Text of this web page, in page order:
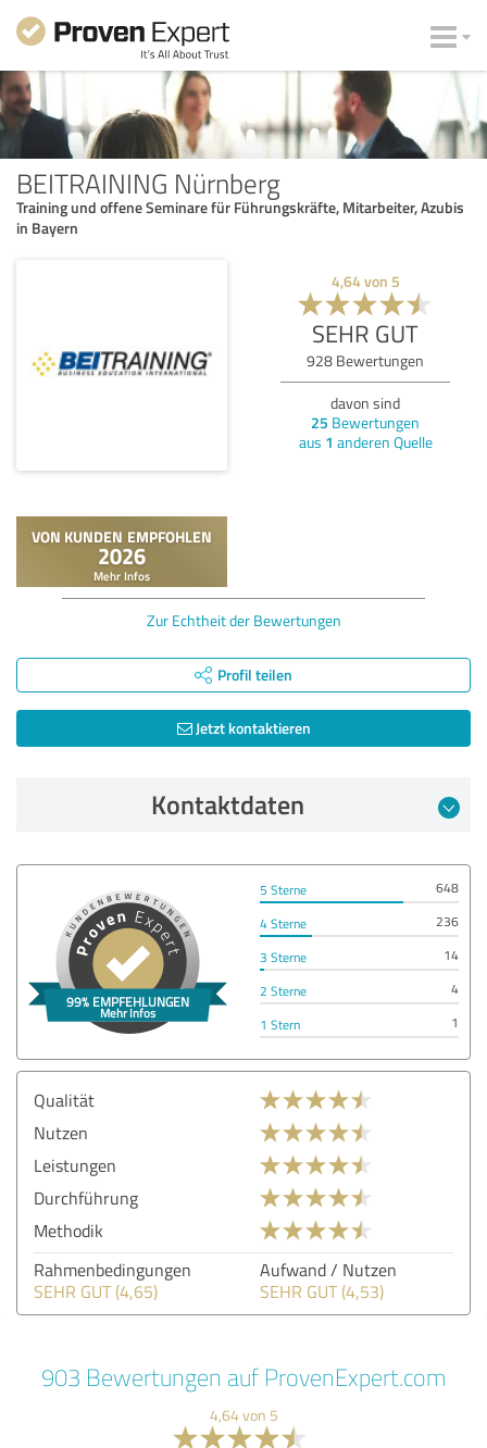
BEITRAINING Nürnberg
Training und offene Seminare für Führungskräfte, Mitarbeiter, Azubis
in Bayern
4,64von 5
SEHR GUT
928 Bewertungen
davon sind
25 Bewertungen
aus 1 anderen Quelle
Zur Echtheit der Bewertungen
Profil teilen
Jetzt kontaktieren
Kontaktdaten
5 Sterne
648
4 Sterne
236
3 Sterne
14
2 Sterne
4
1 Stern
1
Qualität
Nutzen
Leistungen
Durchführung
Methodik
Rahmenbedingungen
SEHR GUT (4,65)
Aufwand / Nutzen
SEHR GUT (4,53)
903 Bewertungen auf ProvenExpert.com
4,64 von 5